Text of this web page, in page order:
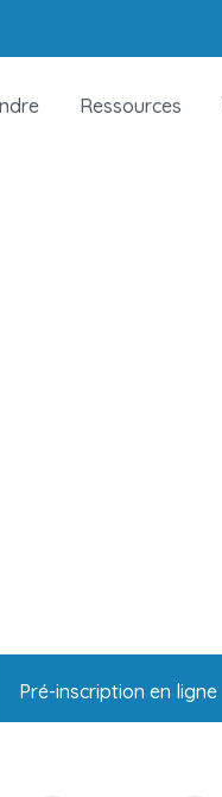
Ressources
Pré-inscription en ligne